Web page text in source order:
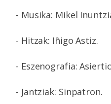
- Musika: Mikel
- Hitzak: Iñigo Astiz.
- Eszenografia:
- Jantziak: Sinpatron.